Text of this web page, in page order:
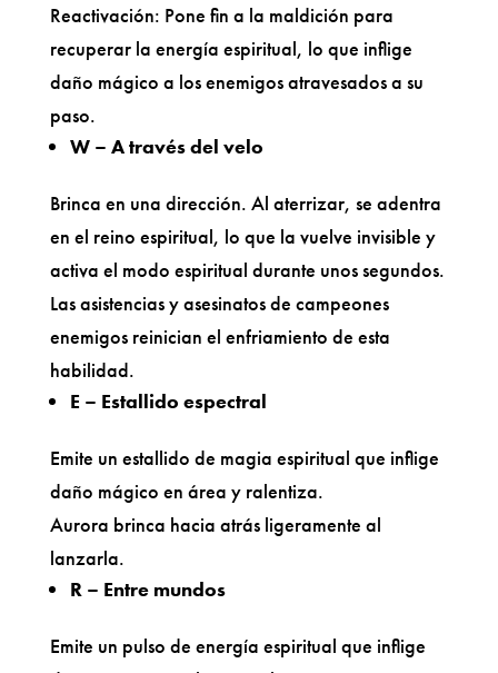
Reactivación: Pone fin a la maldición para
recuperar la energía espiritual, lo que inflige
daño mágico a los enemigos atravesados a su
paso.
W – A través del velo
Brinca en una dirección. Al aterrizar, se adentra
en el reino espiritual, lo que la vuelve invisible y
activa el modo espiritual durante unos segundos.
Las asistencias y asesinatos de campeones
enemigos reinician el enfriamiento de esta
habilidad.
E – Estallido espectral
Emite un estallido de magia espiritual que inflige
daño mágico en área y ralentiza.
Aurora brinca hacia atrás ligeramente al
lanzarla.
R – Entre mundos
Emite un pulso de energía espiritual que inflige